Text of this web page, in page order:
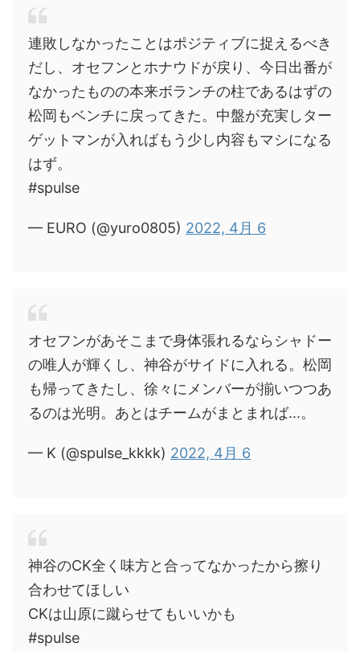
連敗しなかったことはポジティブに捉えるべき
だし、オセフンとホナウドが戻り、今日出番が
なかったものの本来ボランチの柱であるはずの
松岡もベンチに戻ってきた。中盤が充実しター
ゲットマンが入ればもう少し内容もマシになる
はず。
#spulse
— EURO (@yuro0805) 2022, 4月 6
オセフンがあそこまで身体張れるならシャドー
の唯人が輝くし、神谷がサイドに入れる。松岡
も帰ってきたし、徐々にメンバーが揃いつつあ
るのは光明。あとはチームがまとまれば...。
— K (@spulse_kkkk) 2022, 4月 6
神谷のCK全く味方と合ってなかったから擦り
合わせてほしい
CKは山原に蹴らせてもいいかも
#spulse